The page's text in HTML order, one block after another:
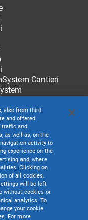
Cantieri
also from third
and offered
traffic and
as well as, on the
activity to
experience on the
and, where
Clicking on
of all cookies.
will be left
without cookies or
analytics. To
your cookie
For more